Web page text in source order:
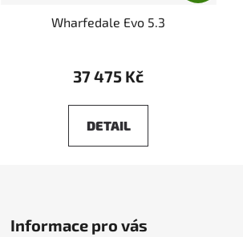
Wharfedale Evo 5.3
37 475 Kč
DETAIL
Informace pro vás